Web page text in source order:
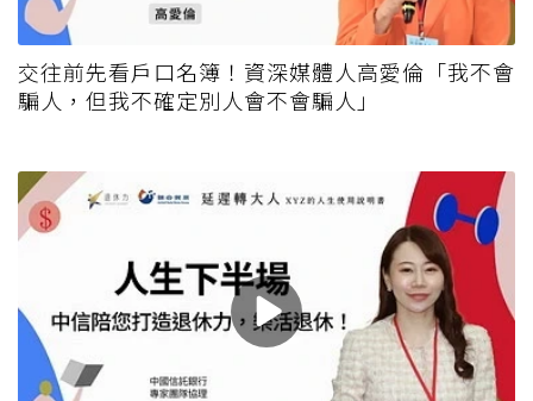
交往前先看戶口名簿！資深媒體人高愛倫「我不會
騙人，但我不確定別人會不會騙人」